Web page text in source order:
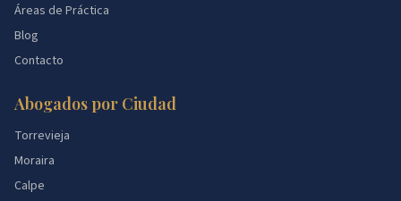
Áreas de Práctica
Blog
Contacto
Abogados por Ciudad
Torrevieja
Moraira
Calpe